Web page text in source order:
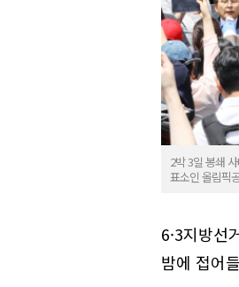
2박 3일 봉쇄
표소인 올림픽
6·3지방선
밤에 접어